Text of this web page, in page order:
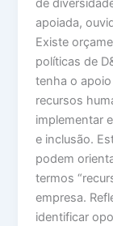
de
apoiada,
Existe
políticas de
tenha o
recursos
implementar
e inclusão.
podem
termos
empresa.
identificar